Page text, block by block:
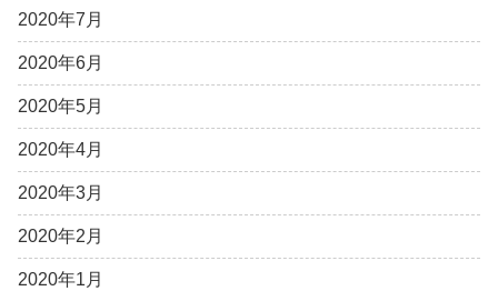
2020年7月
2020年6月
2020年5月
2020年4月
2020年3月
2020年2月
2020年1月